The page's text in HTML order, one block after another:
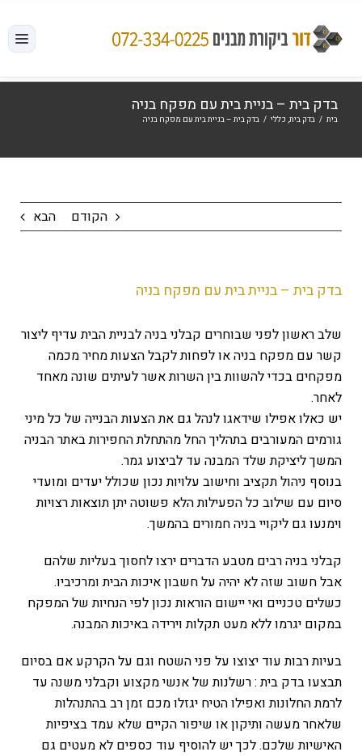
לתוכן
בדק בית – בניית בית עם מפקח בניה
בית / בדק בית, כללי / בדק בית – בניית בית עם מפקח בניה
הקודם הבא
בדק בית – בניית בית עם מפקח בניה
שלב ראשון לפני שבוחרים קבלני בניה לבניית הבית עדיף ליצור
קשר עם מפקח בניה או לפחות לקבל הצעות מחיר מכמה
מפקחים בכדי להשוות בין השרות אשר לעיתים שונה מאחד
לאחר.
יש כאלו אפילו שידאגו לנהל גם את הצעות הבנייה של כל מיני
גורמים המעורבים בתהליך החל מהתחלת החפירות באתר הבניה
המשך ליציקת שלד המבנה עד לביצוע גמר.
בנוסף ניהול תקציב וחישוב עלויות נכון שכולל יעדים ומועדי
סיום עם שילוב כל הפעילות הלא פשוטה יתן תוצאות רצויות
וימנעו גם ליקויי בניה חמורים בהמשך.
קבלני בניה רבים מטבע הדברים ירצו לחסוך בעליות שלהם
אבל חשוב שזה לא יהיה על חשבון איכות הבית ומרכיביו.
כשלים טכניים ואי יישום הוראות נכון לפי הנחיות של המפקח
במקום יגרמו ללא מעט תקלות וירידה באיכות המבנה.
בעיות רבות עוד יצוצו על פני השטח וגם על הקרקע אם בסיום
תבצעו בדק בית : רשלנות של אנשי מקצוע וקבלני משנה עד
לרמת החלונות ואפילו הטיח יגזלו מכם זמן רב בהתנהלות
שלאחר מעשה ותיקון או שיפור הקיים שלא עמד בציפיות
האישיות שלכם. לכך יש להוסיף עוד כספים לא מעטים גם